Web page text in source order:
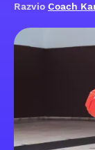
Razvio Coach